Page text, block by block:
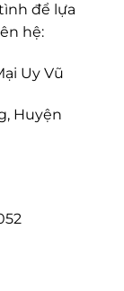
để lựa
hệ:
Uy Vũ
Huyện